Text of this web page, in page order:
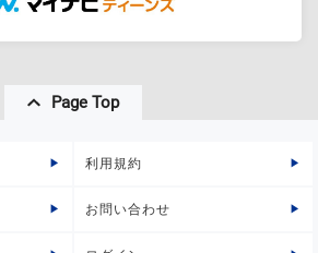
Page Top
利用規約
お問い合わせ